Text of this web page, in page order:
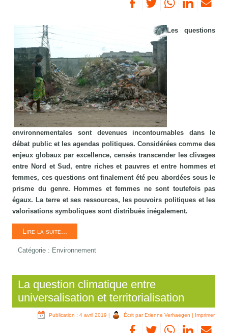
Les questions
environnementales sont devenues incontournables dans le
débat public et les agendas politiques. Considérées comme des
enjeux globaux par excellence, censés transcender les clivages
entre Nord et Sud, entre riches et pauvres et entre hommes et
femmes, ces questions ont finalement été peu abordées sous le
prisme du genre. Hommes et femmes ne sont toutefois pas
égaux. La terre et ses ressources, les pouvoirs politiques et les
valorisations symboliques sont distribués inégalement.
Lire la suite...
Catégorie : Environnement
La question climatique entre
universalisation et territorialisation
Publication : 4 avril 2019 | Écrit par Etienne Verhaegen | Imprimer